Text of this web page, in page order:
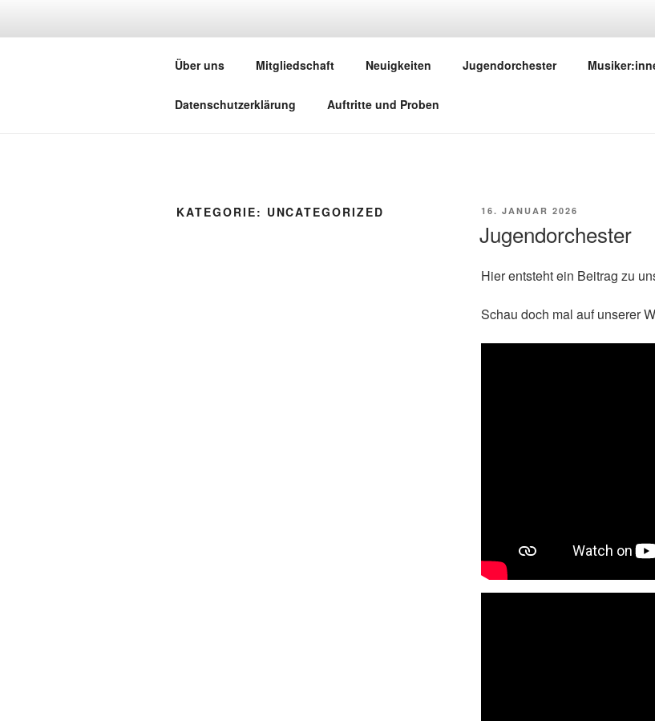
MUSIKKAPELLE
Über uns Mitgliedschaft Neuigkeiten Jugendorchester
Datenschutzerklärung Auftritte und Proben
KATEGORIE: UNCATEGORIZED
VERÖFFENTLICHT
16. JANUAR 2026
Jugendorchester
Hier entsteht ein Beitrag zu
Schau doch mal auf unserer